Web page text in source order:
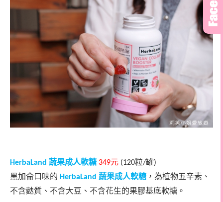
HerbaLand 蔬果成人軟糖 349元 (120粒/罐)
黑加侖口味的 HerbaLand 蔬果成人軟糖 ，為植物五辛素、
不含麩質、不含大豆、不含花生的果膠基底軟糖。